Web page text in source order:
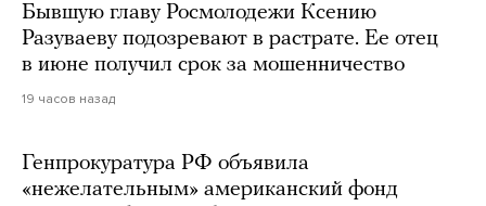
Бывшую главу Росмолодежи Ксению
Разуваеву подозревают в растрате. Ее отец
в июне получил срок за мошенничество
19 часов назад
Генпрокуратура РФ объявила
«нежелательным» американский фонд